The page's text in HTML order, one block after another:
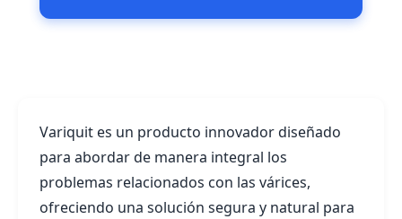
Variquit es un producto innovador diseñado
para abordar de manera integral los
problemas relacionados con las várices,
ofreciendo una solución segura y natural para